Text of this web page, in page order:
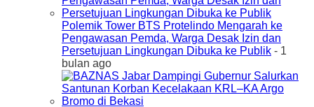
Polemik Tower BTS Protelindo Mengarah ke
Pengawasan Pemda, Warga Desak Izin dan
Persetujuan Lingkungan Dibuka ke Publik - 1
bulan ago